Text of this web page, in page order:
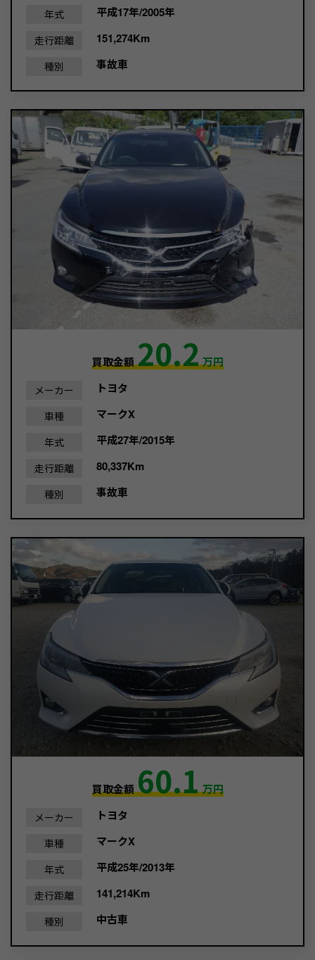
年式 平成17年/2005年
走行距離 151,274Km
種別 事故車
買取金額20.2万円
メーカー トヨタ
車種 マークX
年式 平成27年/2015年
走行距離 80,337Km
種別 事故車
買取金額60.1万円
メーカー トヨタ
車種 マークX
年式 平成25年/2013年
走行距離 141,214Km
種別 中古車